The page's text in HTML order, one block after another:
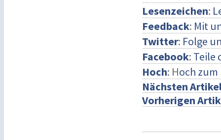
Lesenzeichen:
Feedback: Mit
Twitter: Folge
Facebook: Teile
Hoch: Hoch
Nächsten
Vorherigen